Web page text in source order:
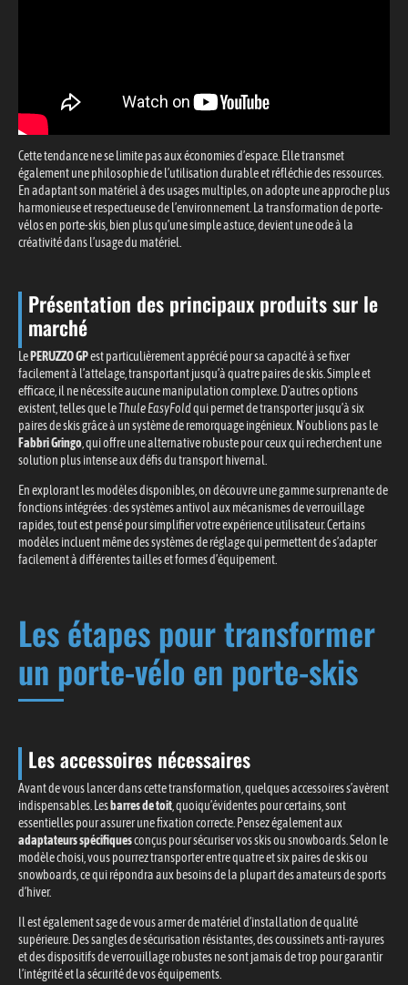
Cette tendance ne se limite pas aux économies d’espace. Elle transmet
également une philosophie de l’utilisation durable et réfléchie des ressources.
En adaptant son matériel à des usages multiples, on adopte une approche plus
harmonieuse et respectueuse de l’environnement. La transformation de porte-
vélos en porte-skis, bien plus qu’une simple astuce, devient une ode à la
créativité dans l’usage du matériel.
Présentation des principaux produits sur le
marché
LePERUZZO GPest particulièrement apprécié pour sa capacité à se fixer
facilement à l’attelage, transportant jusqu’à quatre paires de skis. Simple et
efficace, il ne nécessite aucune manipulation complexe. D’autres options
existent, telles que leThule EasyFoldqui permet de transporter jusqu’à six
paires de skis grâce à un système de remorquage ingénieux. N’oublions pas le
Fabbri Gringo , qui offre une alternative robuste pour ceux qui recherchent une
solution plus intense aux défis du transport hivernal.
En explorant les modèles disponibles, on découvre une gamme surprenante de
fonctions intégrées : des systèmes antivol aux mécanismes de verrouillage
rapides, tout est pensé pour simplifier votre expérience utilisateur. Certains
modèles incluent même des systèmes de réglage qui permettent de s’adapter
facilement à différentes tailles et formes d’équipement.
Les étapes pour transformer
un porte-vélo en porte-skis
Les accessoires nécessaires
Avant de vous lancer dans cette transformation, quelques accessoires s’avèrent
indispensables. Lesbarres de toit , quoiqu’évidentes pour certains, sont
essentielles pour assurer une fixation correcte. Pensez également aux
adaptateurs spécifiquesconçus pour sécuriser vos skis ou snowboards. Selon le
modèle choisi, vous pourrez transporter entre quatre et six paires de skis ou
snowboards, ce qui répondra aux besoins de la plupart des amateurs de sports
d’hiver.
Il est également sage de vous armer de matériel d’installation de qualité
supérieure. Des sangles de sécurisation résistantes, des coussinets anti-rayures
et des dispositifs de verrouillage robustes ne sont jamais de trop pour garantir
l’intégrité et la sécurité de vos équipements.